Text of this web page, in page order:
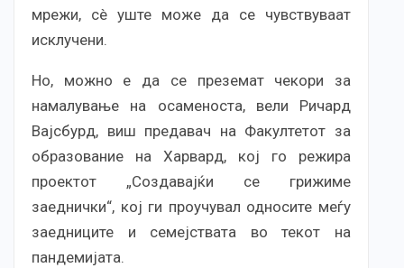
мрежи, сè уште може да се чувствуваат
исклучени.
Но, можно е да се преземат чекори за
намалување на осаменоста, вели Ричард
Вајсбурд, виш предавач на Факултетот за
образование на Харвард, кој го режира
проектот „Создавајќи се грижиме
заеднички“, кој ги проучувал односите меѓу
заедниците и семејствата во текот на
пандемијата.